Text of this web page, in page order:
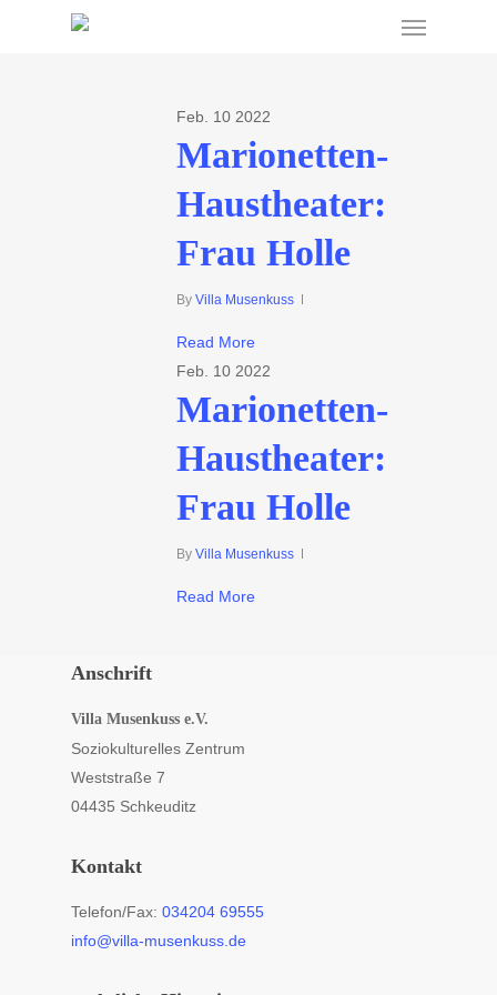
Menu
Feb. 10 2022
Marionetten-
Haustheater:
Frau Holle
By Villa Musenkuss
Read More
Feb. 10 2022
Marionetten-
Haustheater:
Frau Holle
By Villa Musenkuss
Read More
Anschrift
Villa Musenkuss e.V.
Soziokulturelles Zentrum
Weststraße 7
04435 Schkeuditz
Kontakt
Telefon/Fax: 034204 69555
info@villa-musenkuss.de